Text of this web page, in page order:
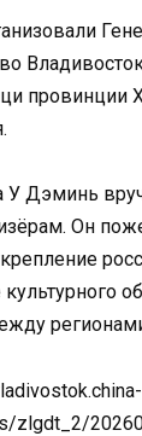
провинции
У Дэминь
Он
zlgdt_2/